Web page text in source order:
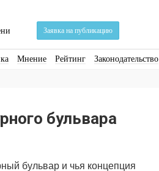
Заявка на публикацию
Мнение Рейтинг Законодательство
бульвара
бульвар и чья концепция